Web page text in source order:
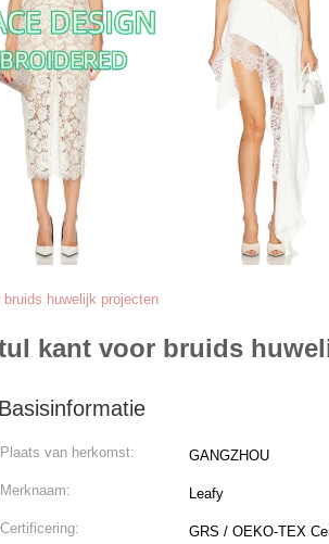
huwelijk projecten
kant voor bruids
Basisinformatie
Plaats van herkomst: GANGZHOU
Merknaam: Leafy
Certificering: GRS / OEKO-TEX